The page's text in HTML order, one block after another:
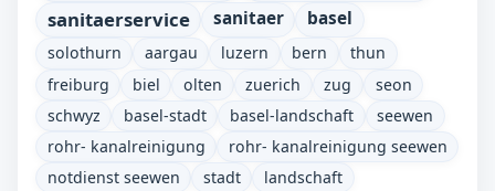
sanitaerservice sanitaer basel
solothurn aargau luzern bern
thun
freiburg
biel olten zuerich zug
seon
schwyz
basel-stadt basel-landschaft
seewen
rohr- kanalreinigung
rohr- kanalreinigung seewen
notdienst seewen
stadt landschaft